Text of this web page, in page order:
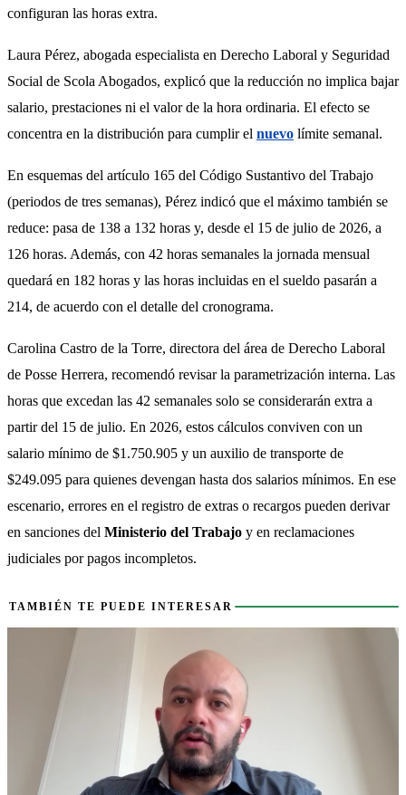
configuran las horas extra.
Laura Pérez, abogada especialista en Derecho Laboral y Seguridad
Social de Scola Abogados, explicó que la reducción no implica bajar
salario, prestaciones ni el valor de la hora ordinaria. El efecto se
concentra en la distribución para cumplir el nuevo límite semanal.
En esquemas del artículo 165 del Código Sustantivo del Trabajo
(periodos de tres semanas), Pérez indicó que el máximo también se
reduce: pasa de 138 a 132 horas y, desde el 15 de julio de 2026, a
126 horas. Además, con 42 horas semanales la jornada mensual
quedará en 182 horas y las horas incluidas en el sueldo pasarán a
214, de acuerdo con el detalle del cronograma.
Carolina Castro de la Torre, directora del área de Derecho Laboral
de Posse Herrera, recomendó revisar la parametrización interna. Las
horas que excedan las 42 semanales solo se considerarán extra a
partir del 15 de julio. En 2026, estos cálculos conviven con un
salario mínimo de $1.750.905 y un auxilio de transporte de
$249.095 para quienes devengan hasta dos salarios mínimos. En ese
escenario, errores en el registro de extras o recargos pueden derivar
en sanciones del Ministerio del Trabajo y en reclamaciones
judiciales por pagos incompletos.
TAMBIÉN TE PUEDE INTERESAR
También te puede interesar